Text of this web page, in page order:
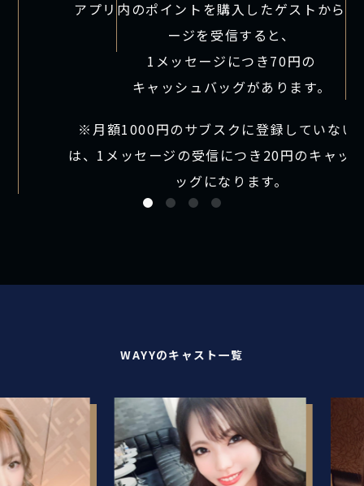
アプリ内のポイントを購入したゲストから
ージを受信すると、
1メッセージにつき70円の
キャッシュバッグがあります。
※月額1000円のサブスクに登録していない
は、1メッセージの受信につき20円のキャッ
ッグになります。
WAYYのキャスト一覧